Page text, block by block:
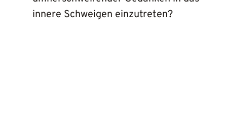
innere Schweigen einzutreten?